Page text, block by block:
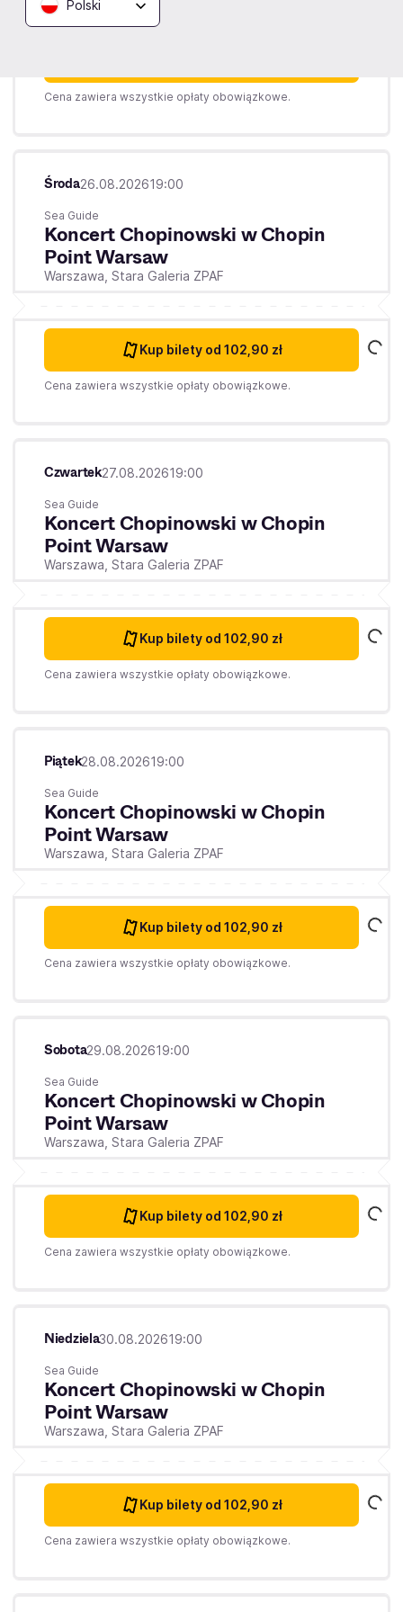
Polski
Cena zawiera wszystkie opłaty obowiązkowe.
Środa26.08.202619:00
Sea Guide
Koncert Chopinowski w Chopin
Point Warsaw
Warszawa, Stara Galeria ZPAF
Kup bilety od 102,90 zł
Cena zawiera wszystkie opłaty obowiązkowe.
Czwartek27.08.202619:00
Sea Guide
Koncert Chopinowski w Chopin
Point Warsaw
Warszawa, Stara Galeria ZPAF
Kup bilety od 102,90 zł
Cena zawiera wszystkie opłaty obowiązkowe.
Piątek28.08.202619:00
Sea Guide
Koncert Chopinowski w Chopin
Point Warsaw
Warszawa, Stara Galeria ZPAF
Kup bilety od 102,90 zł
Cena zawiera wszystkie opłaty obowiązkowe.
Sobota29.08.202619:00
Sea Guide
Koncert Chopinowski w Chopin
Point Warsaw
Warszawa, Stara Galeria ZPAF
Kup bilety od 102,90 zł
Cena zawiera wszystkie opłaty obowiązkowe.
Niedziela30.08.202619:00
Sea Guide
Koncert Chopinowski w Chopin
Point Warsaw
Warszawa, Stara Galeria ZPAF
Kup bilety od 102,90 zł
Cena zawiera wszystkie opłaty obowiązkowe.